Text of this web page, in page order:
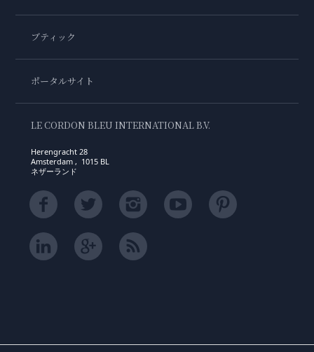
ブティック
ポータルサイト
LE CORDON BLEU INTERNATIONAL B.V.
Herengracht 28
Amsterdam , 1015 BL
ネザーランド